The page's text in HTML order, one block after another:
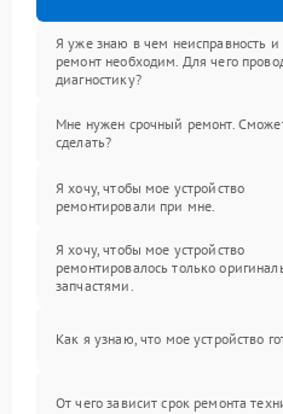
Я уже знаю в чем неисправность и
ремонт необходим. Для чего
диагностику?
Мне нужен срочный ремонт.
сделать?
Я хочу, чтобы мое устройство
ремонтировали при мне.
Я хочу, чтобы мое устройство
ремонтировалось только
запчастями.
Как я узнаю, что мое устройство
От чего зависит срок ремонта